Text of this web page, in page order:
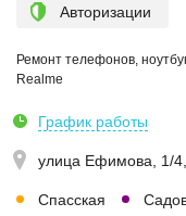
Авторизации
Ремонт телефонов,
Realme
График работы
улица Ефимова, 1/4
Спасская